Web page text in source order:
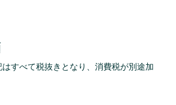
すべて税抜きとなり、消費税が別途加